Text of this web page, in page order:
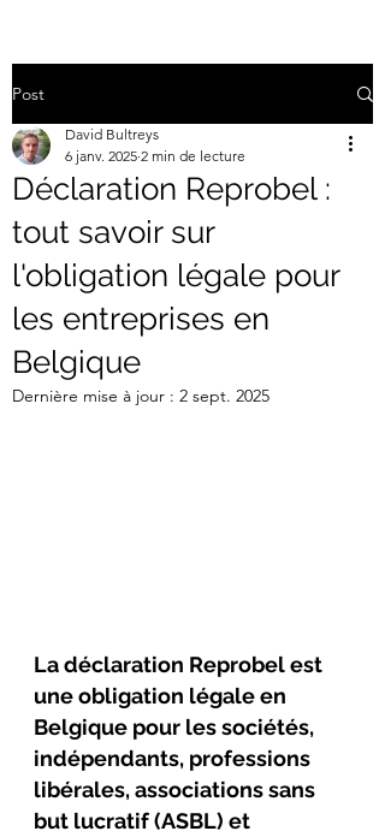
Post
Déclaration Reprobel :
tout savoir sur
l'obligation légale pour
les entreprises en
Belgique
David Bultreys
6 janv. 2025 2 min de lecture
Dernière mise à jour : 2 sept. 2025
La déclaration Reprobel est
une obligation légale en
Belgique pour les sociétés,
indépendants, professions
libérales, associations sans
but lucratif (ASBL) et